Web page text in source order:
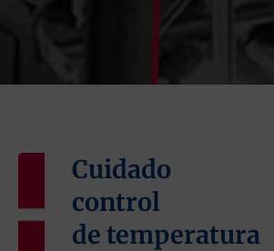
Cuidado
control
de temperatura